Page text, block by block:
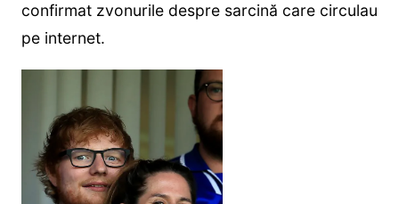
confirmat zvonurile despre sarcină care circulau
pe internet.